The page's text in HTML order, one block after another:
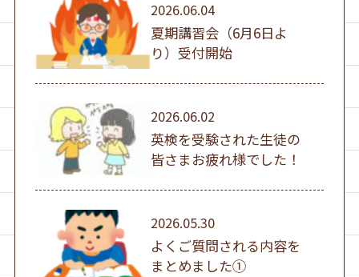
2026.06.04
夏期講習会（6月6日よ
り）受付開始
2026.06.02
英検を受験された生徒の
皆さまお疲れ様でした！
2026.05.30
よくご質問される内容を
まとめました①